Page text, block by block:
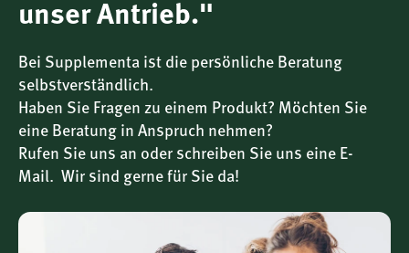
mit dem beiliegenden Messbecher eingenommen werden.
Für wen eignet sich Silicium G7 Original?
Für Erwachsene, die ihre tägliche Zufuhr an
Silicium gezielt ergänzen möchten
Zur Anwendung im Rahmen einer
nährstoffbewussten Ernährung
Für alle, die eine flüssige, gut bioverfügbare Form
bevorzugen
Produkthighlights im Überblick
unser Antrieb."
Bei Supplementa ist die persönliche Beratung
selbstverständlich.
Haben Sie Fragen zu einem Produkt? Möchten Sie
eine Beratung in Anspruch nehmen?
Rufen Sie uns an oder schreiben Sie uns eine E-
Mail. Wir sind gerne für Sie da!